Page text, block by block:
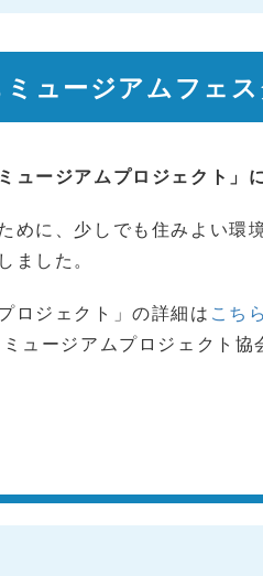
ュージアムフェ
ュージアムプロジェクト」
めに、少しでも住みよい環
ました。
ロジェクト」の詳細は こち
ュージアムプロジェクト協